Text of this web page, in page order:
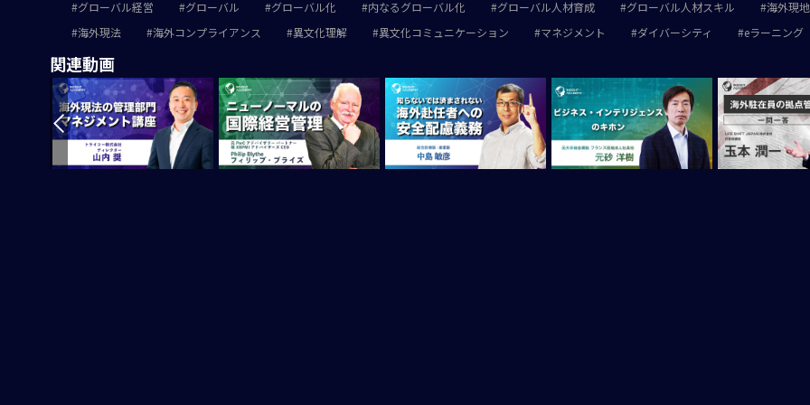
グローバル経営 グローバル グローバル化 内なるグローバル化 グローバル人材育成 グローバル人材スキル
海外現
海外現法
海外コンプライアンス 異文化理解 異文化コミュニケーション マネジメント ダイバーシティ eラーニング
関連動画